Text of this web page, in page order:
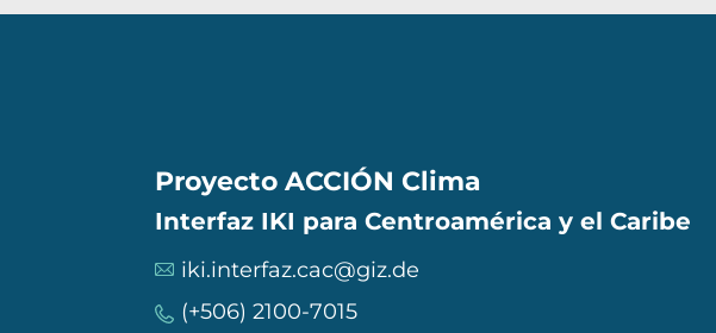
Proyecto ACCIÓN Clima
Interfaz IKI para Centroamérica y el Caribe
iki.interfaz.cac@giz.de
(+506) 2100-7015